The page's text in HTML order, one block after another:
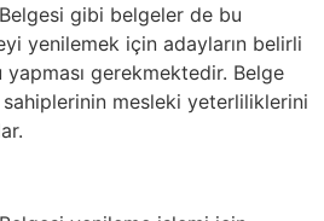
gibi belgeler de bu
yenilemek için adayların belirli
gerekmektedir. Belge
mesleki yeterliliklerini